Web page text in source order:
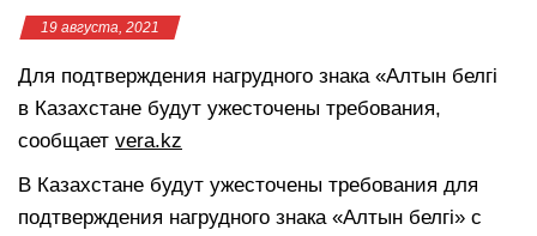
19 августа, 2021
Для подтверждения нагрудного знака «Алтын белгі
в Казахстане будут ужесточены требования,
сообщает vera.kz
В Казахстане будут ужесточены требования для
подтверждения нагрудного знака «Алтын белгі» с